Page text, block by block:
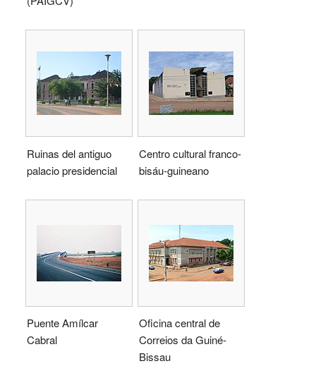
Ruinas del antiguo
palacio presidencial
Centro cultural franco-
bisáu-guineano
Puente Amílcar
Cabral
Oficina central de
Correios da Guiné-
Bissau